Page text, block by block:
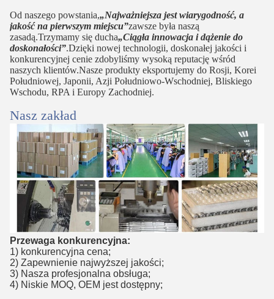
Od naszego powstania,„Najważniejsza jest wiarygodność, a
jakość na pierwszym miejscu”zawsze była naszą
zasadą.Trzymamy się ducha„Ciągła innowacja i dążenie do
doskonałości”.Dzięki nowej technologii, doskonałej jakości i
konkurencyjnej cenie zdobyliśmy wysoką reputację wśród
naszych klientów.Nasze produkty eksportujemy do Rosji, Korei
Południowej, Japonii, Azji Południowo-Wschodniej, Bliskiego
Wschodu, RPA i Europy Zachodniej.
Nasz zakład
Przewaga konkurencyjna:
1) konkurencyjna cena;
2) Zapewnienie najwyższej jakości;
3) Nasza profesjonalna obsługa;
4) Niskie MOQ, OEM jest dostępny;